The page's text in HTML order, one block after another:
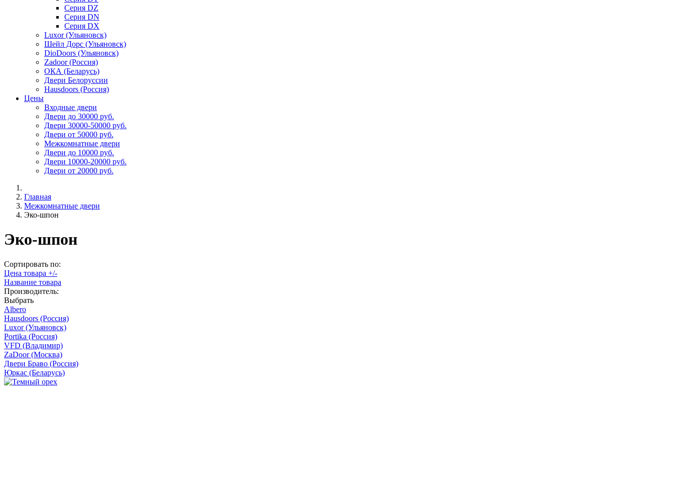
Серия DZ
Серия DN
Серия DX
Luxor (Ульяновск)
Шейл Дорс (Ульяновск)
DioDoors (Ульяновск)
Zadoor (Россия)
ОКА (Беларусь)
Двери Белоруссии
Hausdoors (Россия)
Цены
Входные двери
Двери до 30000 руб.
Двери 30000-50000 руб.
Двери от 50000 руб.
Межкомнатные двери
Двери до 10000 руб.
Двери 10000-20000 руб.
Двери от 20000 руб.
Главная
Межкомнатные двери
Эко-шпон
Эко-шпон
Сортировать по:
Цена товара +/-
Название товара
Производитель:
Выбрать
Albero
Hausdoors (Россия)
Luxor (Ульяновск)
Portika (Россия)
VFD (Владимир)
ZaDoor (Москва)
Двери Браво (Россия)
Юркас (Беларусь)